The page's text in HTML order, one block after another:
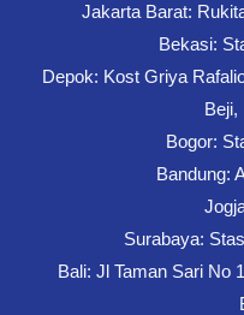
Jakarta Barat:
Bekasi:
Depok: Kost Griya
Beji,
Bogor:
Bandung:
Surabaya:
Bali: Jl Taman Sari No